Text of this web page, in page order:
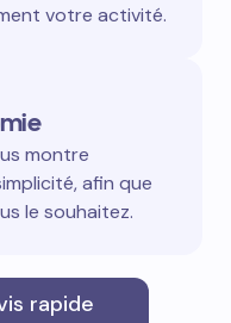
votre activité.
montre
afin que
le souhaitez.
rapide